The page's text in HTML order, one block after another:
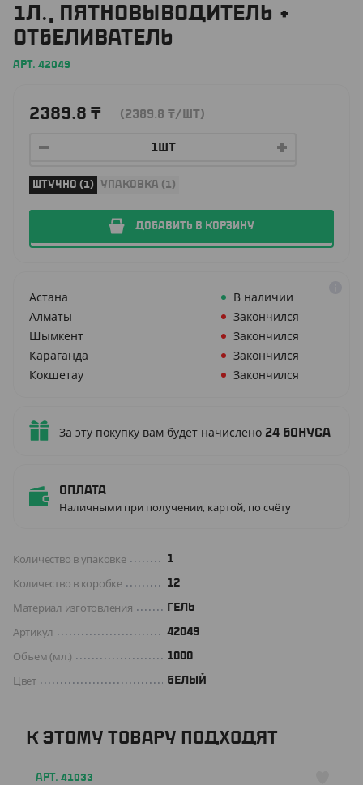
1Л., ПЯТНОВЫВОДИТЕЛЬ +
ОТБЕЛИВАТЕЛЬ
АРТ. 42049
2389.8 ₸ (2389.8 ₸/ШТ)
ШТУЧНО (1) УПАКОВКА (1)
ДОБАВИТЬ В КОРЗИНУ
Астана
В наличии
Алматы
Закончился
Шымкент
Закончился
Караганда
Закончился
Кокшетау
Закончился
За эту покупку вам будет начислено 24 бонуса
Оплата
Наличными при получении, картой, по счёту
Количество в упаковке 1
Количество в коробке 12
Материал изготовления ГЕЛЬ
Артикул 42049
Объем (мл.) 1000
Цвет БЕЛЫЙ
К ЭТОМУ ТОВАРУ ПОДХОДЯТ
АРТ. 41033